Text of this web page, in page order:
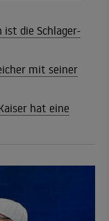
ist die Schlager-
mit seiner
hat eine